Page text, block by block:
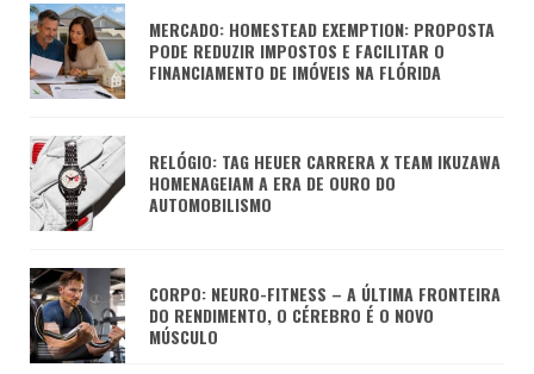
MERCADO: HOMESTEAD EXEMPTION: PROPOSTA
PODE REDUZIR IMPOSTOS E FACILITAR O
FINANCIAMENTO DE IMÓVEIS NA FLÓRIDA
RELÓGIO: TAG HEUER CARRERA X TEAM IKUZAWA
HOMENAGEIAM A ERA DE OURO DO
AUTOMOBILISMO
CORPO: NEURO-FITNESS – A ÚLTIMA FRONTEIRA
DO RENDIMENTO, O CÉREBRO É O NOVO
MÚSCULO